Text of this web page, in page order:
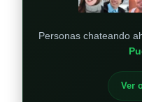
Personas chateando
Ver